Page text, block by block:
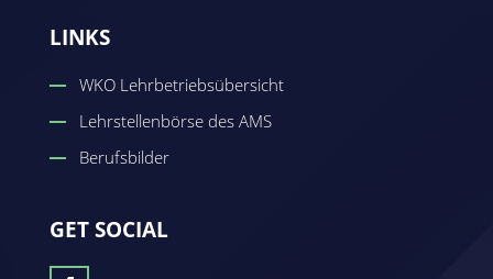
LINKS
WKO Lehrbetriebsübersicht
Lehrstellenbörse des AMS
Berufsbilder
GET SOCIAL